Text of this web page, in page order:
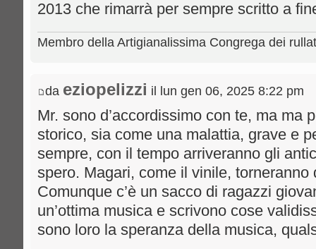
2013 che rimarrà per sempre scritto a
Membro della Artigianalissima Congrega dei
da eziopelizzi il lun gen 06, 2025 8:22 pm
Mr. sono d’accordissimo con te, ma ma
storico, sia come una malattia, grave e
sempre, con il tempo arriveranno gli
spero. Magari, come il vinile, torneranno
Comunque c’è un sacco di ragazzi
un’ottima musica e scrivono cose
sono loro la speranza della musica,